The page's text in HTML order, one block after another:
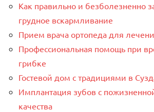
Как правильно и безболезненно
грудное вскармливание
Прием врача ортопеда для
Профессиональная помощь при
грибке
Гостевой дом с традициями в
Имплантация зубов с
качества